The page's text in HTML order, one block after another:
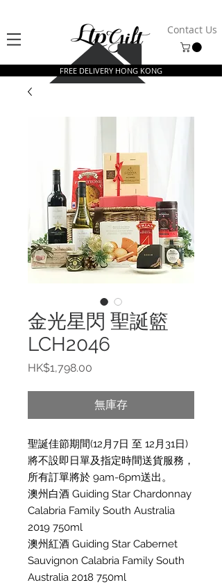
Contact Us
FREE DELIVERY HONG KONG
金光星閃 聖誕籃
LCH2046
HK$1,798.00
無庫存
聖誕佳節期間(12月7日 至 12月31日)
將不設即日單及指定時間送貨服務，
所有訂單將於 9am-6pm送出。
澳州白酒 Guiding Star Chardonnay
Calabria Family South Australia
2019 750ml
澳州紅酒 Guiding Star Cabernet
Sauvignon Calabria Family South
Australia 2018 750ml